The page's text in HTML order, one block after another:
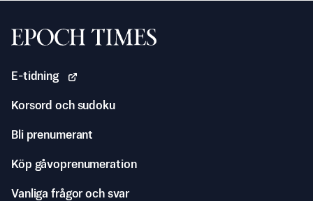
Svenska Epoch Times
E-tidning
Korsord och sudoku
Bli prenumerant
Köp gåvoprenumeration
Vanliga frågor och svar